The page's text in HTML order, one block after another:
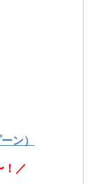
ン）
！／